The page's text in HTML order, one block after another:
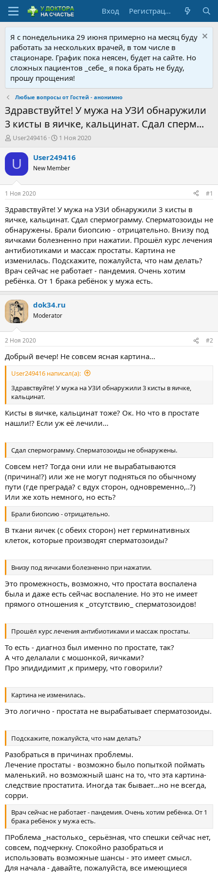
Вход Регистрация
Я с понедельника 29 июня примерно на месяц буду
работать за нескольких врачей, в том числе в
стационаре. График пока неясен, будет на сайте. Но
сложных пациентов _себе_ я пока брать не буду,
прошу прощения!
Любые вопросы от Гостей - анонимно
Здравствуйте! У мужа на УЗИ обнаружили
3 кисты в яичке, кальцинат. Сдал сперм...
А
т
т
е
м
ы
User249416
Д
т
а
н
а
л
1 Ноя 2020
U User249416
New Member
1 Ноя 2020 #1
Здравствуйте! У мужа на УЗИ обнаружили 3 кисты в
яичке, кальцинат. Сдал спермограмму. Сперматозоиды не
обнаружены. Брали биопсию - отрицательно. Внизу под
яичками болезненно при нажатии. Прошёл курс лечения
антибиотиками и массаж простаты. Картина не
изменилась. Подскажите, пожалуйста, что нам делать?
Врач сейчас не работает - пандемия. Очень хотим
ребёнка. От 1 брака ребёнок у мужа есть.
dok34.ru
Moderator
2 Ноя 2020 #2
Добрый вечер! Не совсем ясная картина...
User249416 написал(а):
Здравствуйте! У мужа на УЗИ обнаружили 3 кисты в яичке,
кальцинат.
Кисты в яичке, кальцинат тоже? Ок. Но что в простате
нашли!? Если уж её лечили...
Сдал спермограмму. Сперматозоиды не обнаружены.
Совсем нет? Тогда они или не вырабатываются
(причина!?) или же не могут подняться по обычному
пути (где преграда? с вдух сторон, одновременно,..?)
Или же хоть немного, но есть?
Брали биопсию - отрицательно.
В ткани яичек (с обеих сторон) нет герминативных
клеток, которые производят сперматозоиды?
Внизу под яичками болезненно при нажатии.
Это промежность, возможно, что простата воспалена
была и даже есть сейчас воспаление. Но это не имеет
прямого отношения к _отсутствию_ сперматозоидов!
Прошёл курс лечения антибиотиками и массаж простаты.
То есть - диагноз был именно по простате, так?
А что делалали с мошонкой, яичками?
Про эпидидимит ,к примеру, что говорили?
Картина не изменилась.
Это логично - простата не вырабатывает сперматозоиды.
Подскажите, пожалуйста, что нам делать?
Разобраться в причинах проблемы.
Лечение простаты - возможно было попыткой поймать
маленький. но возможный шанс на то, что эта картина-
следствие простатита. Иногда так бывает...но не всегда,
сорри.
Врач сейчас не работает - пандемия. Очень хотим ребёнка. От 1
брака ребёнок у мужа есть.
ПРоблема _настолько_ серьёзная, что спешки сейчас нет,
совсем, подчеркну. Спокойно разобраться и
использовать возможные шансы - это имеет смысл.
Для начала - давайте, пожалуйста, все имеющиеся